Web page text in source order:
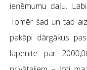
ieņēmumu daļu.
Tomēr šad un tad
pakāpi dārgākus
lapenīte par